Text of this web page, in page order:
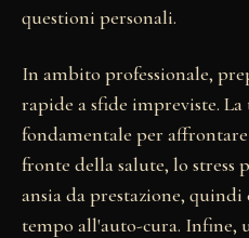
questioni personali.
In ambito professionale,
rapide a sfide impreviste. La
fondamentale per
fronte della salute, lo stress
ansia da prestazione, quindi
tempo all'auto-cura. Infine,